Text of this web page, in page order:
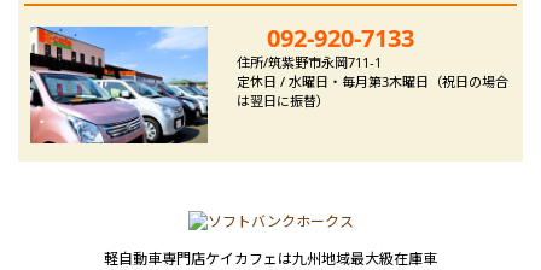
092-920-7133
住所/筑紫野市永岡711-1
定休日 / 水曜日・毎月第3木曜日（祝日の場合
は翌日に振替）
軽自動車専門店ケイカフェは九州地域最大級在庫車